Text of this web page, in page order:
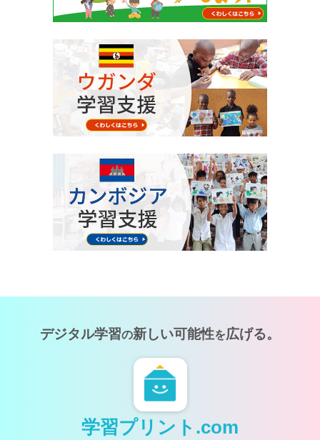
デジタル学習の新しい可能性を広げる。
学習プリント.com